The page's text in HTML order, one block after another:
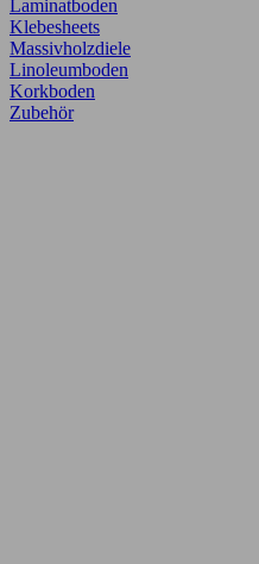
Laminatboden
Klebesheets
Massivholzdiele
Linoleumboden
Korkboden
Zubehör